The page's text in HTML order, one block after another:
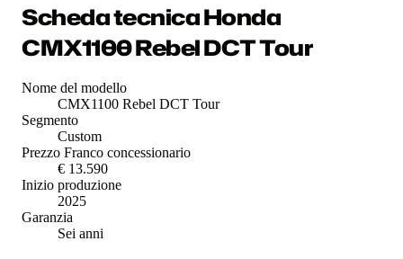
Scheda tecnica Honda
CMX1100 Rebel DCT Tour
Nome del modello
CMX1100 Rebel DCT Tour
Segmento
Custom
Prezzo Franco concessionario
€ 13.590
Inizio produzione
2025
Garanzia
Sei anni